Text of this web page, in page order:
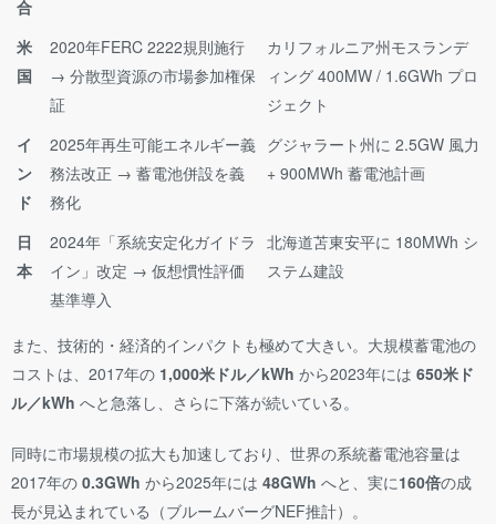
合
米
国
2020年FERC 2222規則施行
→ 分散型資源の市場参加権保
証
カリフォルニア州モスランデ
ィング 400MW / 1.6GWh プロ
ジェクト
イ
ン
ド
2025年再生可能エネルギー義
務法改正 → 蓄電池併設を義
務化
グジャラート州に 2.5GW 風力
+ 900MWh 蓄電池計画
日
本
2024年「系統安定化ガイドラ
イン」改定 → 仮想慣性評価
基準導入
北海道苫東安平に 180MWh シ
ステム建設
また、技術的・経済的インパクトも極めて大きい。大規模蓄電池の
コストは、2017年の 1,000米ドル／kWh から2023年には 650米ド
ル／kWh へと急落し、さらに下落が続いている。
同時に市場規模の拡大も加速しており、世界の系統蓄電池容量は
2017年の 0.3GWh から2025年には 48GWh へと、実に160倍の成
長が見込まれている（ブルームバーグNEF推計）。